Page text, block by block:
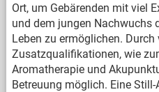
Ort, um Gebärenden mit viel
und dem jungen Nachwuchs
Leben zu ermöglichen.
Zusatzqualifikationen, wie
Aromatherapie und
Betreuung möglich. Eine